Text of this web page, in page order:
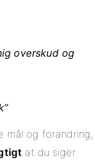
overskud og
mål og forandring,
at du siger